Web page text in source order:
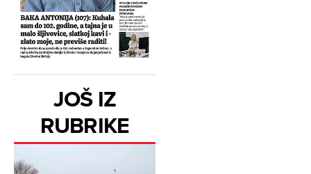
JOŠ IZ
RUBRIKE